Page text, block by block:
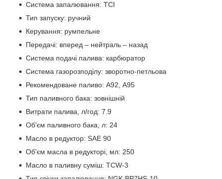
Система запалювання: TCI
Тип запуску: ручний
Керування: румпельне
Передачі: вперед – нейтраль – назад
Система подачі палива: карбюратор
Система газорозподілу: зворотно-петльова
Рекомендоване паливо: А92, А95
Тип паливного бака: зовнішній
Витрати палива, л/год: 7.9
Об’єм паливного бака, л: 24
Масло в редуктор: SAE 90
Об’єм масла в редукторі, мл: 250
Масло в паливну суміш: TCW-3